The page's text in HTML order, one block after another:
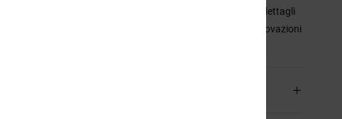
offrono precisione tecnica per ogni disciplina, dai modelli con dettagli
essenziali di alta qualità fino alle versioni più avanzate con innovazioni